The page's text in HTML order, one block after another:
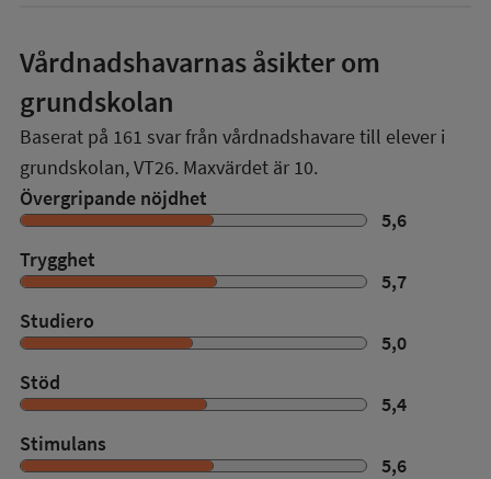
Vårdnadshavarnas åsikter om
grundskolan
Baserat på 161 svar från vårdnadshavare till elever i
grundskolan,VT26. Maxvärdet är 10.
Övergripande nöjdhet
5,6
Trygghet
5,7
Studiero
5,0
Stöd
5,4
Stimulans
5,6